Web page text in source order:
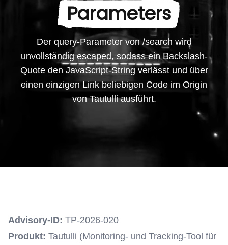
Parameters
Der query-Parameter von /search wird
unvollständig escaped, sodass ein Backslash-
Quote den JavaScript-String verlässt und über
einen einzigen Link beliebigen Code im Origin
von Tautulli ausführt.
Advisory-ID: TP-2026-020
Produkt: Tautulli (Monitoring- und Tracking-Tool für